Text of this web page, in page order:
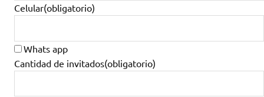
Celular(obligatorio)
Whats app
Cantidad de invitados(obligatorio)